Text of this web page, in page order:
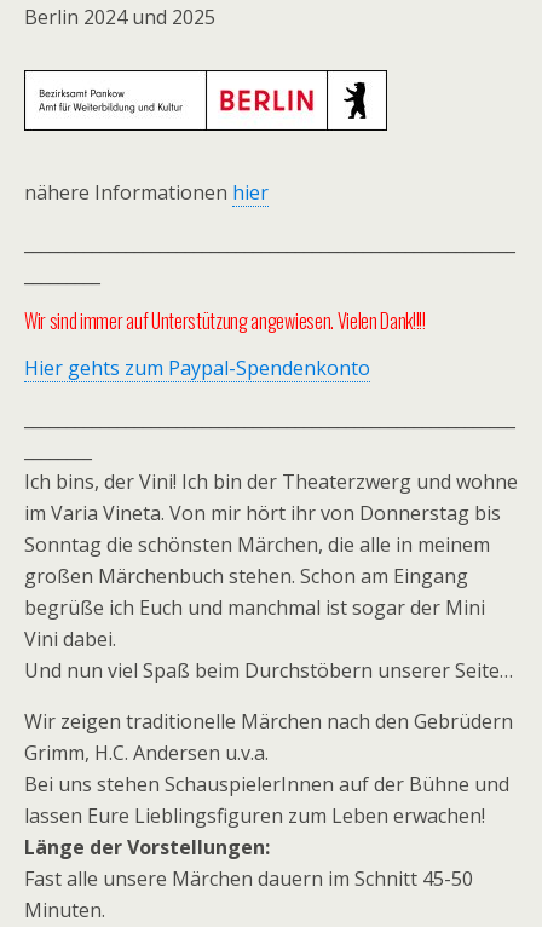
Berlin 2024 und 2025
nähere Informationen hier
Wir sind immer auf Unterstützung angewiesen. Vielen Dank!!!!
Hier gehts zum Paypal-Spendenkonto
Ich bins, der Vini! Ich bin der Theaterzwerg und wohne
im Varia Vineta. Von mir hört ihr von Donnerstag bis
Sonntag die schönsten Märchen, die alle in meinem
großen Märchenbuch stehen. Schon am Eingang
begrüße ich Euch und manchmal ist sogar der Mini
Vini dabei.
Und nun viel Spaß beim Durchstöbern unserer Seite…
Wir zeigen traditionelle Märchen nach den Gebrüdern
Grimm, H.C. Andersen u.v.a.
Bei uns stehen SchauspielerInnen auf der Bühne und
lassen Eure Lieblingsfiguren zum Leben erwachen!
Länge der Vorstellungen:
Fast alle unsere Märchen dauern im Schnitt 45-50
Minuten.